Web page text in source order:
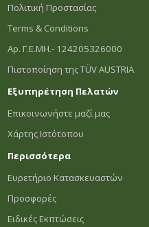
Πολιτική Προστασίας
Terms & Conditions
Αρ. Γ.Ε.ΜΗ.- 124205326000
Πιστοποίηση της TÜV AUSTRIA
Εξυπηρέτηση Πελατών
Επικοινωνήστε μαζί μας
Χάρτης Ιστότοπου
Περισσότερα
Ευρετήριο Κατασκευαστών
Προσφορές
Ειδικές Εκπτώσεις